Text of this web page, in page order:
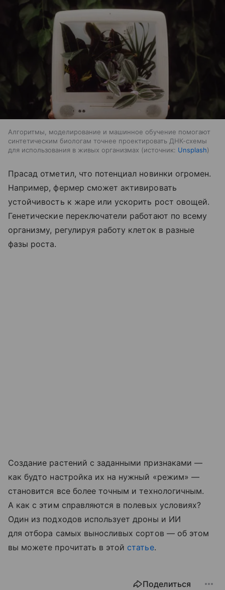
Алгоритмы, моделирование и машинное обучение помогают
синтетическим биологам точнее проектировать ДНК-схемы
для использования в живых организмах
источник: Unsplash
Прасад отметил, что потенциал новинки огромен.
Например, фермер сможет активировать
устойчивость к жаре или ускорить рост овощей.
Генетические переключатели работают по всему
организму, регулируя работу клеток в разные
фазы роста.
Создание растений с заданными признаками —
как будто настройка их на нужный «режим» —
становится все более точным и технологичным.
А как с этим справляются в полевых условиях?
Один из подходов использует дроны и ИИ
для отбора самых выносливых сортов — об этом
вы можете прочитать в этой статье.
Поделиться